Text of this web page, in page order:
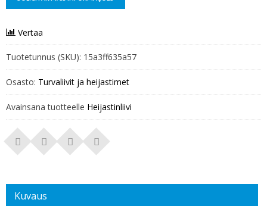
Vertaa
Tuotetunnus (SKU): 15a3ff635a57
Osasto: Turvaliivit ja heijastimet
Avainsana tuotteelle Heijastinliivi
Kuvaus